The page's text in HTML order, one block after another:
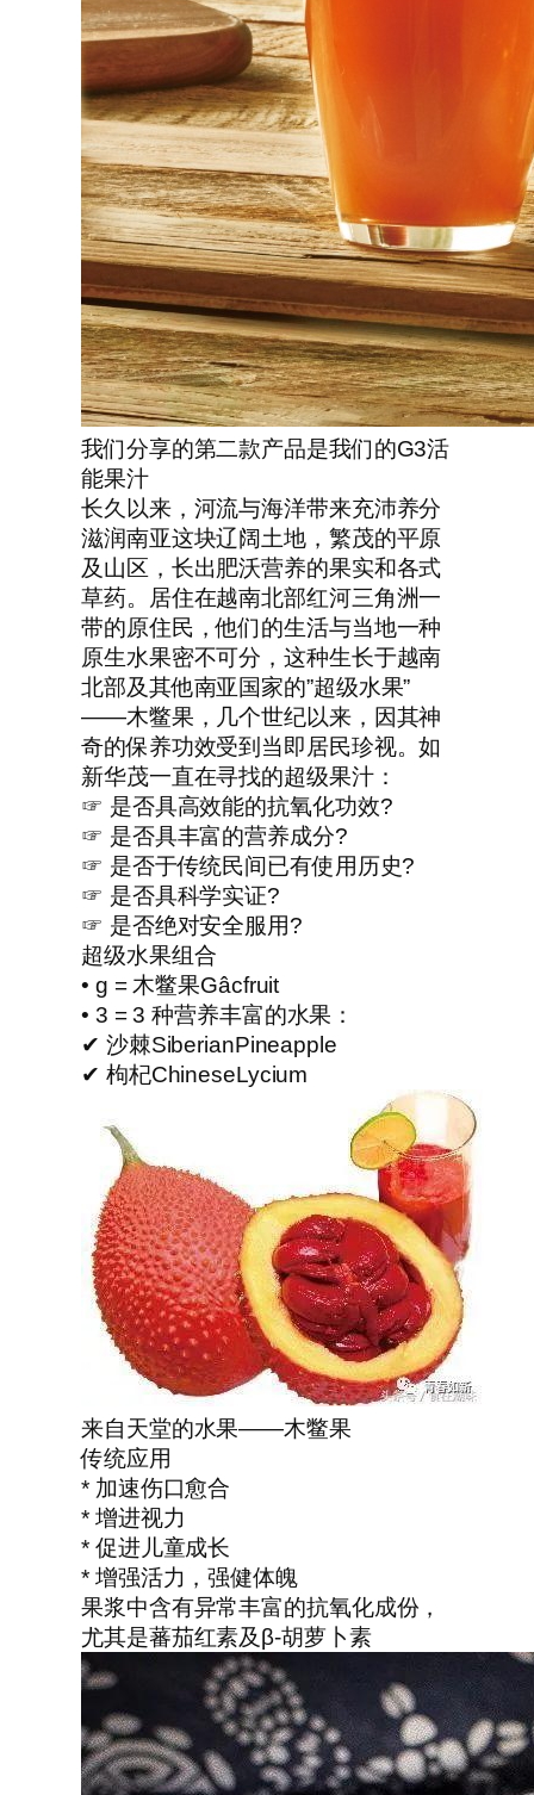
我们分享的第二款产品是我们的G3活
能果汁
长久以来，河流与海洋带来充沛养分
滋润南亚这块辽阔土地，繁茂的平原
及山区，长出肥沃营养的果实和各式
草药。居住在越南北部红河三角洲一
带的原住民，他们的生活与当地一种
原生水果密不可分，这种生长于越南
北部及其他南亚国家的”超级水果”
——木鳖果，几个世纪以来，因其神
奇的保养功效受到当即居民珍视。如
新华茂一直在寻找的超级果汁：
☞ 是否具高效能的抗氧化功效?
☞ 是否具丰富的营养成分?
☞ 是否于传统民间已有使用历史?
☞ 是否具科学实证?
☞ 是否绝对安全服用?
超级水果组合
• g = 木鳖果Gâcfruit
• 3 = 3 种营养丰富的水果：
✔︎ 沙棘SiberianPineapple
✔︎ 枸杞ChineseLycium
来自天堂的水果——木鳖果
传统应用
* 加速伤口愈合
* 增进视力
* 促进儿童成长
* 增强活力，强健体魄
果浆中含有异常丰富的抗氧化成份，
尤其是蕃茄红素及β-胡萝卜素